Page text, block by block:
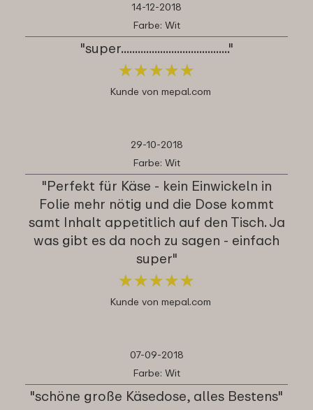
14-12-2018
Farbe: Wit
"super......................................."
★★★★★
★★★★★
Kunde von mepal.com
29-10-2018
Farbe: Wit
"Perfekt für Käse - kein Einwickeln in
Folie mehr nötig und die Dose kommt
samt Inhalt appetitlich auf den Tisch. Ja
was gibt es da noch zu sagen - einfach
super"
★★★★★
★★★★★
Kunde von mepal.com
07-09-2018
Farbe: Wit
"schöne große Käsedose, alles Bestens"